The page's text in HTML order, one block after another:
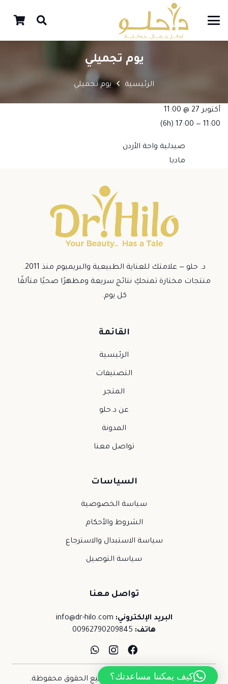
يوم تجميلي
الرئيسية يوم تجميلي
صيدلية واحة الأردن
مادبا
أكتوبر 27 @ 11:00
11:00 — 17:00
(6h)
د. حلو — علامتك للعناية الطبيعية والبريميوم منذ 2011.
منتجات مختارة تمنحكِ نتائج سريعة ومظهرًا صحيًا متألقًا
كل يوم.
القائمة
الرئيسية
التصنيفات
المتجر
عن د.حلو
المدونة
تواصل معنا
السياسات
سياسة الخصوصية
الشروط والأحكام
سياسة الاستبدال والاسترجاع
سياسة التوصيل
تواصل معنا
البريد الإلكتروني: info@dr-hilo.com
هاتف: 00962790209845
حقوق النشر © 2026 د.حلو. جميع الحقوق محفوظة.
كيف يمكننا مساعدتك؟